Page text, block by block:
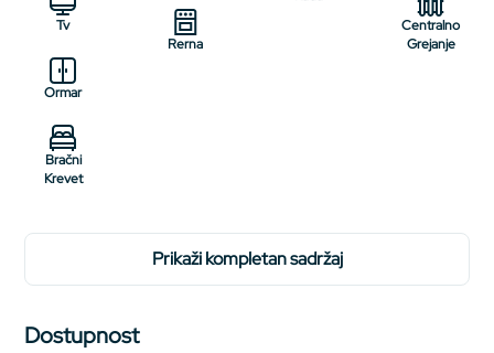
Tv
Ormar
Bračni
Krevet
Rerna
Centralno
Grejanje
prikaži kompletan sadržaj
Dostupnost